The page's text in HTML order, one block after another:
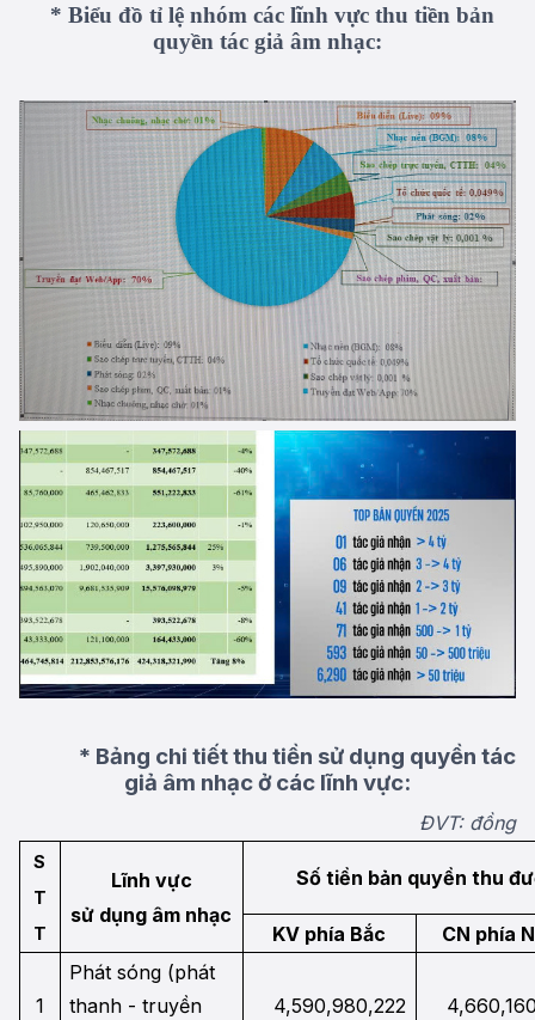
* Biểu đồ tỉ lệ nhóm các lĩnh vực thu tiền bản
quyền tác giả âm nhạc:
* Bảng chi tiết thu tiền sử dụng quyền tác
giả âm nhạc ở các lĩnh vực:
ĐVT: đồng
S
T
T
Lĩnh vực
sử dụng âm nhạc
Số tiền bản quyền thu
KV phía Bắc CN phía
1
Phát sóng (phát
thanh - truyền
4,590,980,222